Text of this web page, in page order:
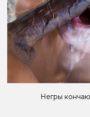
Негры